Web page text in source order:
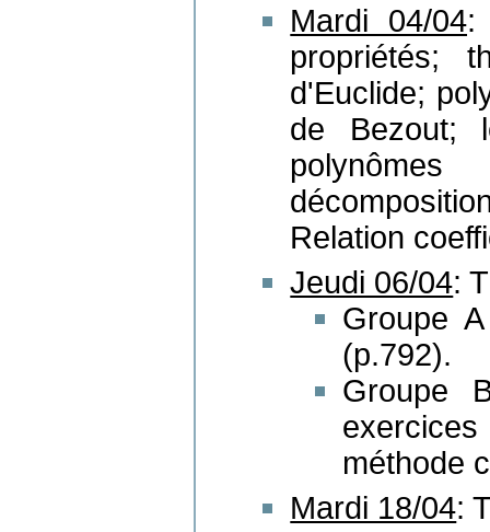
Mardi 04/04:
propriétés;
d'Euclide;
de Bezout;
Relation
Jeudi 06/04:
Groupe
(p.792).
Groupe
méthode
Mardi 18/04: